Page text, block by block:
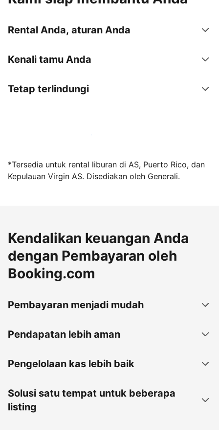
Rental Anda, aturan Anda
Kenali tamu Anda
Tetap terlindungi
Jadi tuan rumah bersama kami sekarang
*Tersedia untuk rental liburan di AS, Puerto Rico, dan
Kepulauan Virgin AS. Disediakan oleh Generali.
Kendalikan keuangan Anda
dengan Pembayaran oleh
Booking.com
Pembayaran menjadi mudah
Pendapatan lebih aman
Pengelolaan kas lebih baik
Solusi satu tempat untuk beberapa
listing